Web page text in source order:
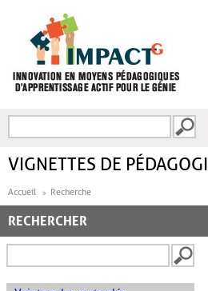
FORMULAIRE DE
VIGNETTES DE
Accueil Recherche
RECHERCHER